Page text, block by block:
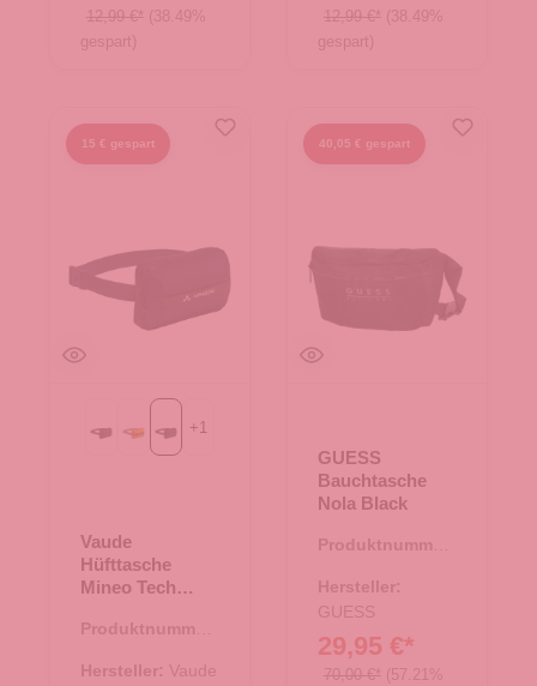
12,99 €* (38.49%
gespart)
12,99 €* (38.49%
gespart)
15 € gespart
BlackBurnt Yellow
eclipse
+ 1
Vaude
Hüfttasche
Mineo Tech
Produktnummer:
Hersteller: Vaude
40,05 € gespart
GUESS
Bauchtasche
Nola Black
Produktnummer:
Hersteller:
GUESS
29,95 €*
70,00 €* (57.21%